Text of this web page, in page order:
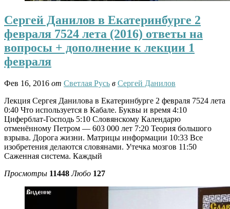
Сергей Данилов в Екатеринбурге 2
февраля 7524 лета (2016) ответы на
вопросы + дополнение к лекции 1
февраля
Фев 16, 2016 от Светлая Русь в Сергей Данилов
Лекция Сергея Данилова в Екатеринбурге 2 февраля 7524 лета
0:40 Что используется в Кабале. Буквы и время 4:10
Циферблат-Господь 5:10 Словянскому Календарю
отменённому Петром — 603 000 лет 7:20 Теория большого
взрыва. Дорога жизни. Матрицы информации 10:33 Все
изобретения делаются словянами. Утечка мозгов 11:50
Саженная система. Каждый
Просмотры 11448 Любо 127